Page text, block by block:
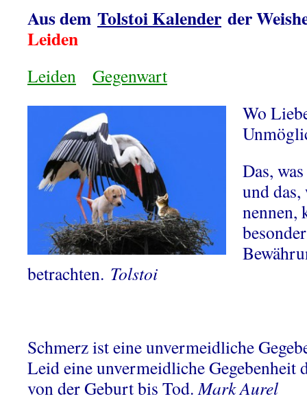
Aus dem Tolstoi Kalender der
Leiden
Leiden
Gegenwart
Wo
Das,
und
nennen,
betrachten. Tolstoi
Schmerz ist eine unvermeidliche
Leid eine unvermeidliche Gegebenheit
von der Geburt bis Tod.Mark Aurel